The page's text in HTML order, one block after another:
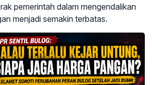
pemerintah dalam mengendalikan
menjadi semakin terbatas.